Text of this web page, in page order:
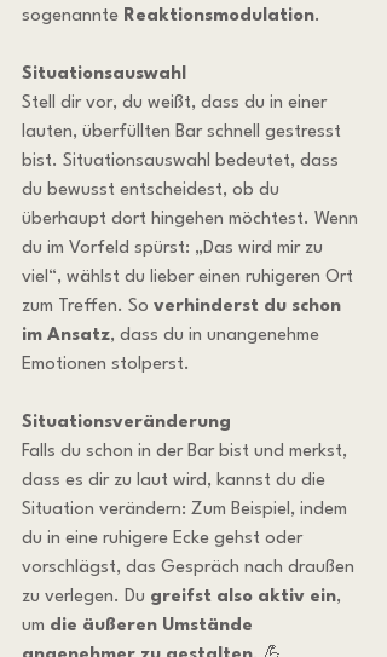
sogenannte Reaktionsmodulation.
Situationsauswahl
Stell dir vor, du weißt, dass du in einer
lauten, überfüllten Bar schnell gestresst
bist. Situationsauswahl bedeutet, dass
du bewusst entscheidest, ob du
überhaupt dort hingehen möchtest. Wenn
du im Vorfeld spürst: „Das wird mir zu
viel“, wählst du lieber einen ruhigeren Ort
zum Treffen. So verhinderst du schon
im Ansatz, dass du in unangenehme
Emotionen stolperst.
Situationsveränderung
Falls du schon in der Bar bist und merkst,
dass es dir zu laut wird, kannst du die
Situation verändern: Zum Beispiel, indem
du in eine ruhigere Ecke gehst oder
vorschlägst, das Gespräch nach draußen
zu verlegen. Du greifst also aktiv ein,
um die äußeren Umstände